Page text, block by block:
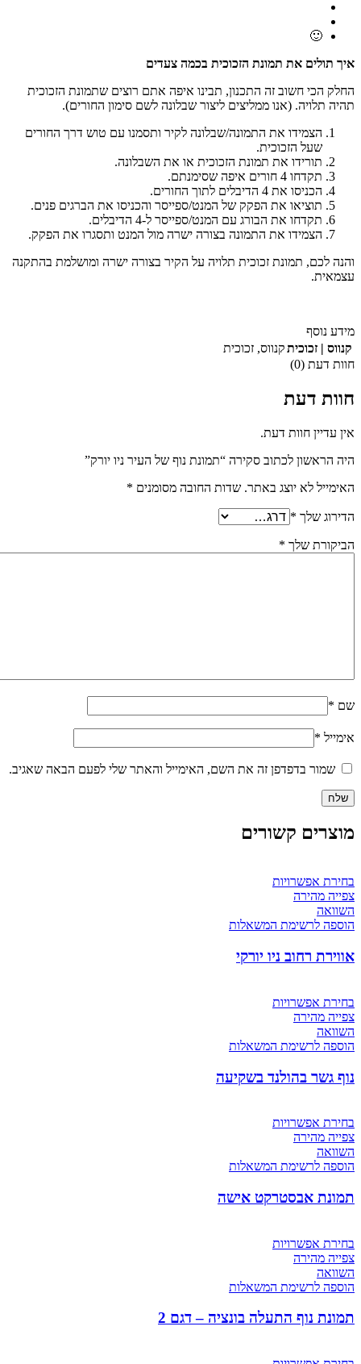
🙂
איך תולים את תמונת הזכוכית בכמה צעדים
החלק הכי חשוב זה התכנון, תבינו איפה אתם רוצים שתמונת הזכוכית
תהיה תלויה. (אנו ממליצים ליצור שבלונה לשם סימון החורים).
הצמידו את התמונה/שבלונה לקיר ותסמנו עם טוש דרך החורים
שעל הזכוכית.
תורידו את תמונת הזכוכית או את השבלונה.
תקדחו 4 חורים איפה שסימנתם.
הכניסו את 4 הדיבלים לתוך החורים.
תוציאו את הפקק של המנט/ספייסר והכניסו את הברגים פנים.
תקדחו את הבורג עם המנט/ספייסר ל-4 הדיבלים.
הצמידו את התמונה בצורה ישרה מול המנט ותסגרו את הפקק.
והנה לכם, תמונת זכוכית תלויה על הקיר בצורה ישרה ומושלמת בהתקנה
עצמאית.
מידע נוסף
קנווס | זכוכיתקנווס, זכוכית
חוות דעת (0)
חוות דעת
אין עדיין חוות דעת.
היה הראשון לכתוב סקירה “תמונת נוף של העיר ניו יורק”
האימייל לא יוצג באתר. שדות החובה מסומנים *
הדירוג שלך *
הביקורת שלך *
שם *
אימייל *
שמור בדפדפן זה את השם, האימייל והאתר שלי לפעם הבאה שאגיב.
מוצרים קשורים
בחירת אפשרויות
צפייה מהירה
השוואה
הוספה לרשימת המשאלות
אווירת רחוב ניו יורקי
בחירת אפשרויות
צפייה מהירה
השוואה
הוספה לרשימת המשאלות
נוף גשר בהולנד בשקיעה
בחירת אפשרויות
צפייה מהירה
השוואה
הוספה לרשימת המשאלות
תמונת אבסטרקט אישה
בחירת אפשרויות
צפייה מהירה
השוואה
הוספה לרשימת המשאלות
תמונת נוף התעלה בונציה – דגם 2